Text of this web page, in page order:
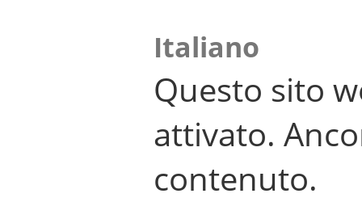
Italiano
Questo sito
attivato.
contenuto.